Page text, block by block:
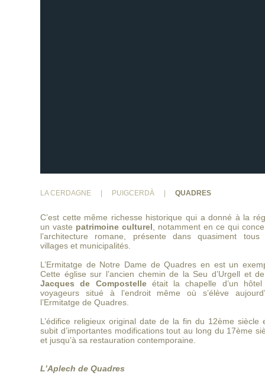
LA CERDAGNE PUIGCERDÀ QUADRES
C’est cette même richesse historique qui a donné à la
un vaste patrimoine culturel , notamment en ce qui
l’architecture romane, présente dans quasiment tous
villages et municipalités.
L’Ermitatge de Notre Dame de Quadres en est un
Cette église sur l’ancien chemin de la Seu d’Urgell et
Jacques de Compostelleétait la chapelle d’un hôtel
voyageurs situé à l’endroit même où s’élève
l’Ermitatge de Quadres.
L’édifice religieux original date de la fin du 12ème siècle
subit d’importantes modifications tout au long du 17ème
et jusqu’à sa restauration contemporaine.
L’Aplech de Quadres